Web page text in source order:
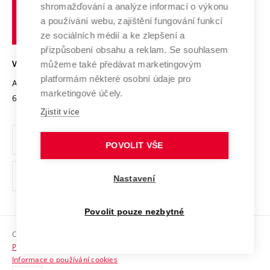
Transfer znalostí
Open Science
Projekty
Projekty ze strukturálních fondů
Specifický výzkum
Služby univerzity
Mezinárodní dohody
Univerzitní sítě
Udržitelná univerzita
Podnikavá univerzita / ContriBUTe
Bezpečná univerzita
Vyznamenání
Organizační struktura
Ochrana osobních údajů
odkaz)
Sociální bezpečí
HR Award
učení
technické
VYSOKÉ UČENÍ TECHNICKÉ V BRNĚ
Antonínská 548/1
602 00 Brno
www.vut.cz
vut@vutbr.cz
Copyright © 2026 VUT
Prohlášení o přístupnosti
Informace o používání cookies
shromažďování a analýze informací o výkonu
a používání webu, zajištění fungování funkcí
ze sociálních médií a ke zlepšení a
přizpůsobení obsahu a reklam. Se souhlasem
můžeme také předávat marketingovým
platformám některé osobní údaje pro
marketingové účely.
Zjistit více
POVOLIT VŠE
Nastavení
Povolit pouze nezbytné